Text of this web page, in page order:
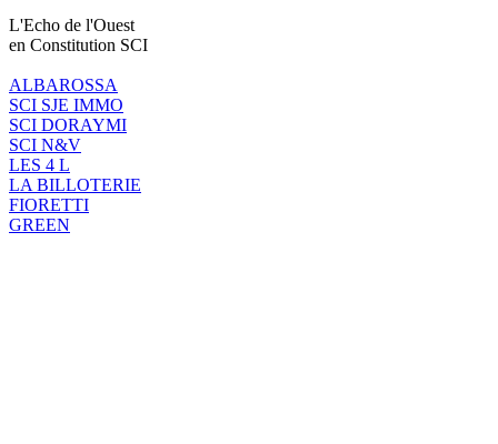
L'Echo de l'Ouest
en Constitution SCI
ALBAROSSA
SCI SJE IMMO
SCI DORAYMI
SCI N&V
LES 4 L
LA BILLOTERIE
FIORETTI
GREEN